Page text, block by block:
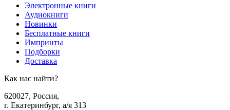
Электронные книги
Аудиокниги
Новинки
Бесплатные книги
Импринты
Подборки
Доставка
Как нас найти?
620027, Россия,
г. Екатеринбург, а/я 313